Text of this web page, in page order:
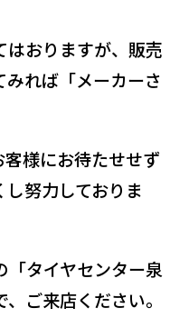
はおりますが、販売
れば「メーカーさ
様にお待たせせず
努力しておりま
「タイヤセンター泉
ご来店ください。